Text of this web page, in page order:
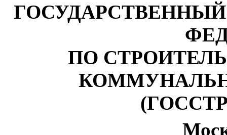
ПО